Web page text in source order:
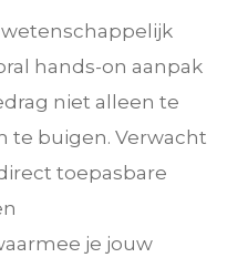
hands-on aanpak
niet alleen te
te buigen. Verwacht
toepasbare
je jouw